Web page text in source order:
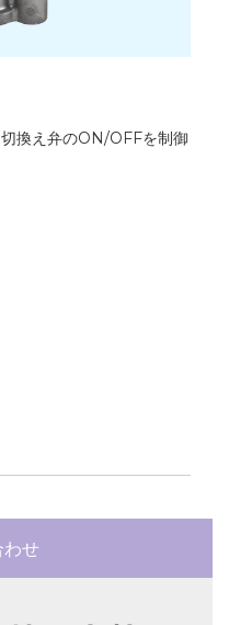
換え弁のON/OFFを制御
わせ